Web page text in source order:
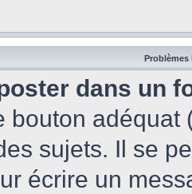
Problèmes
dans un
bouton
sujets. Il se
écrire un